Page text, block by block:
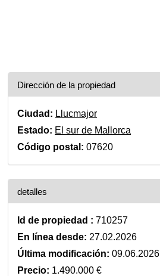
Dirección de la propiedad
Ciudad: Llucmajor
Estado: El sur de Mallorca
Código postal: 07620
detalles
Id de propiedad : 710257
En línea desde: 27.02.2026
Última modificación: 09.06.2026
Precio: 1.490.000 €